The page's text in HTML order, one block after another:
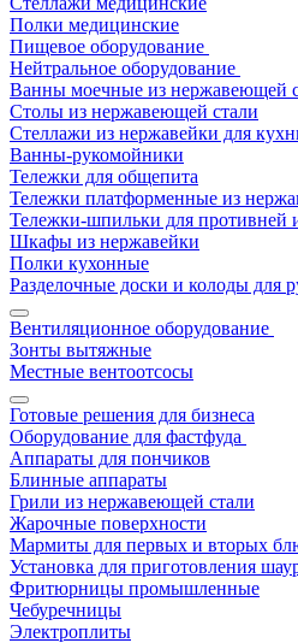
Полки медицинские
Пищевое оборудование
Нейтральное оборудование
Ванны моечные из нержавеющей
Столы из нержавеющей стали
Стеллажи из нержавейки для
Ванны-рукомойники
Тележки для общепита
Тележки платформенные из
Тележки-шпильки для противней
Шкафы из нержавейки
Полки кухонные
Разделочные доски и колоды для
Вентиляционное оборудование
Зонты вытяжные
Местные вентоотсосы
Готовые решения для бизнеса
Оборудование для фастфуда
Аппараты для пончиков
Блинные аппараты
Грили из нержавеющей стали
Жарочные поверхности
Мармиты для первых и вторых
Установка для приготовления
Фритюрницы промышленные
Чебуречницы
Электроплиты